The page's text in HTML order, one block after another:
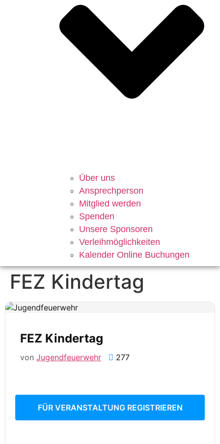
Über uns
Ansprechperson
Mitglied werden
Spenden
Unsere Sponsoren
Verleihmöglichkeiten
Kalender Online Buchungen
FEZ Kindertag
FEZ Kindertag
von Jugendfeuerwehr 277
FÜR VERANSTALTUNG REGISTRIEREN